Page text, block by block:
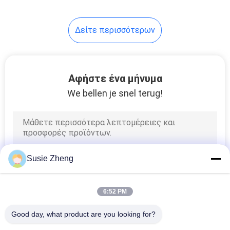
πλέξτε beanie τα
Στρατιωτικός
μαθητής
στρατιωτικής
σχολής ΚΑΠ
Δείτε περισσότερων
Αφήστε ένα μήνυμα
We bellen je snel terug!
Susie Zheng
6:52 PM
Good day, what product are you looking for?